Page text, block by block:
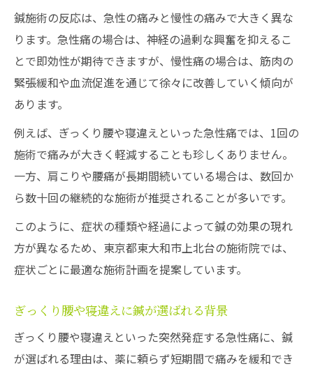
鍼施術の反応は、急性の痛みと慢性の痛みで大きく異な
ります。急性痛の場合は、神経の過剰な興奮を抑えるこ
とで即効性が期待できますが、慢性痛の場合は、筋肉の
緊張緩和や血流促進を通じて徐々に改善していく傾向が
あります。
例えば、ぎっくり腰や寝違えといった急性痛では、1回の
施術で痛みが大きく軽減することも珍しくありません。
一方、肩こりや腰痛が長期間続いている場合は、数回か
ら数十回の継続的な施術が推奨されることが多いです。
このように、症状の種類や経過によって鍼の効果の現れ
方が異なるため、東京都東大和市上北台の施術院では、
症状ごとに最適な施術計画を提案しています。
ぎっくり腰や寝違えに鍼が選ばれる背景
ぎっくり腰や寝違えといった突然発症する急性痛に、鍼
が選ばれる理由は、薬に頼らず短期間で痛みを緩和でき